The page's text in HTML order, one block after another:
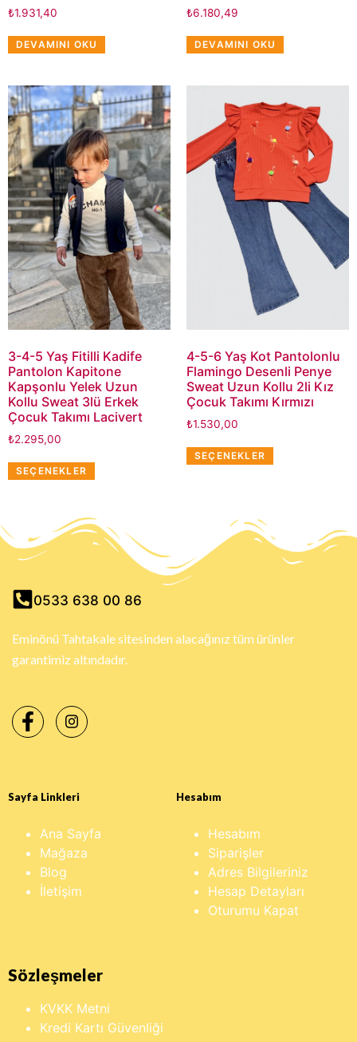
₺1.931,40
DEVAMINI OKU
₺6.180,49
DEVAMINI OKU
3-4-5 Yaş Fitilli Kadife
Pantolon Kapitone
Kapşonlu Yelek Uzun
Kollu Sweat 3lü Erkek
Çocuk Takımı Lacivert
₺2.295,00
SEÇENEKLER
4-5-6 Yaş Kot Pantolonlu
Flamingo Desenli Penye
Sweat Uzun Kollu 2li Kız
Çocuk Takımı Kırmızı
₺1.530,00
SEÇENEKLER
0533 638 00 86
Eminönü Tahtakale sitesinden alacağınız tüm ürünler
garantimiz altındadır.
Sayfa Linkleri
Ana Sayfa
Mağaza
Blog
İletişim
Hesabım
Hesabım
Siparişler
Adres Bilgileriniz
Hesap Detayları
Oturumu Kapat
Sözleşmeler
KVKK Metni
Kredi Kartı Güvenliği